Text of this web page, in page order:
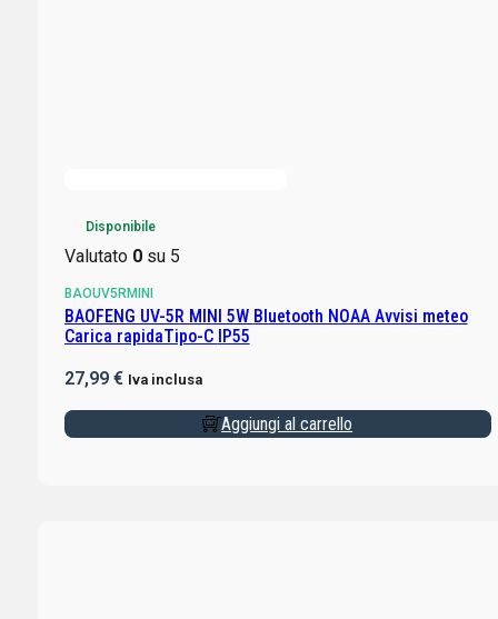
Disponibile
Valutato 0su 5
BAOUV5RMINI
BAOFENG UV-5R MINI 5W Bluetooth NOAA Avvisi meteo
Carica rapidaTipo-C IP55
27,99 € Iva inclusa
Aggiungi al carrello